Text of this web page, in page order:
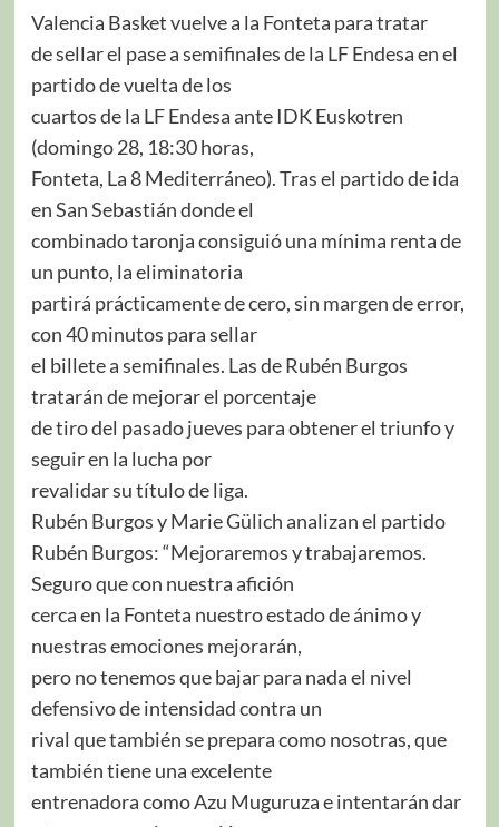
Valencia Basket vuelve a la Fonteta para tratar
de sellar el pase a semifinales de la LF Endesa en el
partido de vuelta de los
cuartos de la LF Endesa ante IDK Euskotren
(domingo 28, 18:30 horas,
Fonteta, La 8 Mediterráneo). Tras el partido de ida
en San Sebastián donde el
combinado taronja consiguió una mínima renta de
un punto, la eliminatoria
partirá prácticamente de cero, sin margen de error,
con 40 minutos para sellar
el billete a semifinales. Las de Rubén Burgos
tratarán de mejorar el porcentaje
de tiro del pasado jueves para obtener el triunfo y
seguir en la lucha por
revalidar su título de liga.
Rubén Burgos y Marie Gülich analizan el partido
Rubén Burgos: “Mejoraremos y trabajaremos.
Seguro que con nuestra afición
cerca en la Fonteta nuestro estado de ánimo y
nuestras emociones mejorarán,
pero no tenemos que bajar para nada el nivel
defensivo de intensidad contra un
rival que también se prepara como nosotras, que
también tiene una excelente
entrenadora como Azu Muguruza e intentarán dar